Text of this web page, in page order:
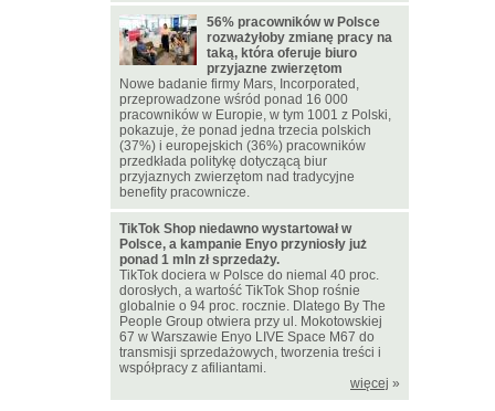
56% pracowników w Polsce
rozważyłoby zmianę pracy na
taką, która oferuje biuro
przyjazne zwierzętom
Nowe badanie firmy Mars, Incorporated,
przeprowadzone wśród ponad 16 000
pracowników w Europie, w tym 1001 z Polski,
pokazuje, że ponad jedna trzecia polskich
(37%) i europejskich (36%) pracowników
przedkłada politykę dotyczącą biur
przyjaznych zwierzętom nad tradycyjne
benefity pracownicze.
TikTok Shop niedawno wystartował w
Polsce, a kampanie Enyo przyniosły już
ponad 1 mln zł sprzedaży.
TikTok dociera w Polsce do niemal 40 proc.
dorosłych, a wartość TikTok Shop rośnie
globalnie o 94 proc. rocznie. Dlatego By The
People Group otwiera przy ul. Mokotowskiej
67 w Warszawie Enyo LIVE Space M67 do
transmisji sprzedażowych, tworzenia treści i
współpracy z afiliantami.
więcej »